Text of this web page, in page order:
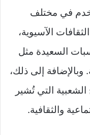
في مختلف
الآسيوية،
السعيدة مثل
وبالإضافة إلى ذلك،
الشعبية التي تُشير
والثقافية.